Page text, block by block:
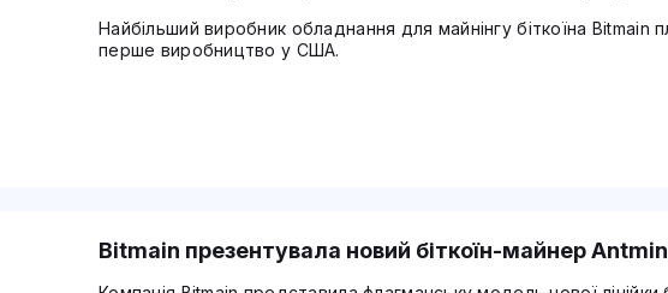
Найбільший виробник обладнання для майнінгу біткоїна Bitmain
перше виробництво у США.
Bitmain презентувала новий біткоїн-майнер